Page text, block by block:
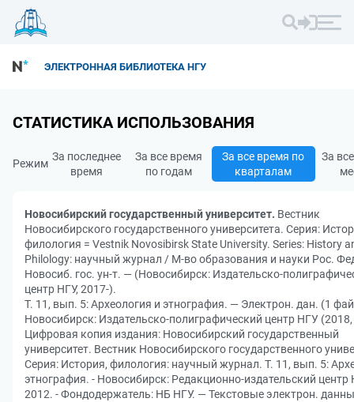
ЭЛЕКТРОННАЯ БИБЛИОТЕКА НГУ
СТАТИСТИКА ИСПОЛЬЗОВАНИЯ
Режим
За последнее
время
За все время
по годам
За все время по
кварталам
За
Новосибирский государственный университет. Вестник
Новосибирского государственного университета. Серия:
филология = Vestnik Novosibirsk State University. Series: History
Philology: научный журнал / М-во образования и науки Рос.
Новосиб. гос. ун-т. — (Новосибирск: Издательско-
центр НГУ, 2017-).
Т. 11, вып. 5: Археология и этнография. — Электрон. дан. (1
Новосибирск: Издательско-полиграфический центр НГУ
Цифровая копия издания: Новосибирский государственный
университет. Вестник Новосибирского государственного
Серия: История, филология: научный журнал. Т. 11, вып. 5:
этнография. - Новосибирск: Редакционно-издательский центр
2012. - Фондодержатель: НБ НГУ. — Текстовые электрон.